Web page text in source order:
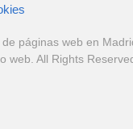
de páginas web en
web . All Rights